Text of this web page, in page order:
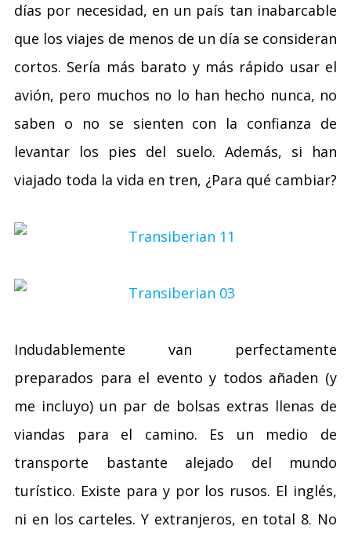
días por necesidad, en un país tan inabarcable
que los viajes de menos de un día se consideran
cortos. Sería más barato y más rápido usar el
avión, pero muchos no lo han hecho nunca, no
saben o no se sienten con la confianza de
levantar los pies del suelo. Además, si han
viajado toda la vida en tren, ¿Para qué cambiar?
Indudablemente van perfectamente
preparados para el evento y todos añaden (y
me incluyo) un par de bolsas extras llenas de
viandas para el camino. Es un medio de
transporte bastante alejado del mundo
turístico. Existe para y por los rusos. El inglés,
ni en los carteles. Y extranjeros, en total 8. No